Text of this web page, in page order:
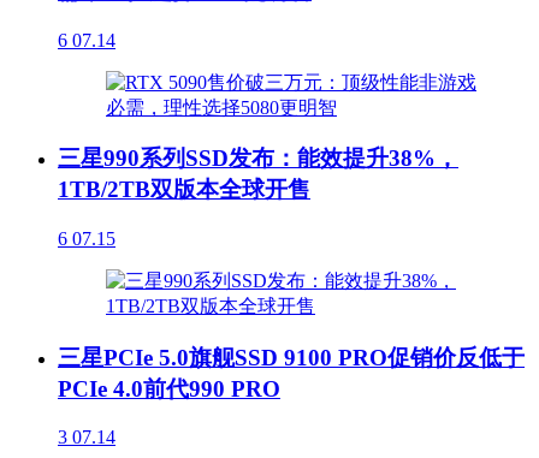
6 07.14
三星990系列SSD发布：能效提升38%，
1TB/2TB双版本全球开售
6 07.15
三星PCIe 5.0旗舰SSD 9100 PRO促销价反低于
PCIe 4.0前代990 PRO
3 07.14